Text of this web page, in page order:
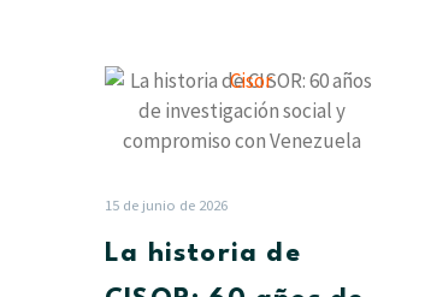
La
historia
de
de
investigación
15 de junio de 2026
La historia de